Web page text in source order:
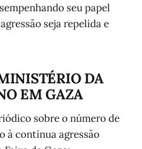
seu papel
seja repelida e
DA
EM GAZA
sobre o número de
à contínua agressão